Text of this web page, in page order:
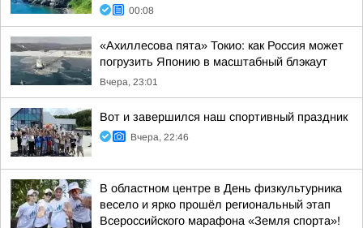
00:08
«Ахиллесова пята» Токио: как Россия может
погрузить Японию в масштабный блэкаут
Вчера, 23:01
Вот и завершился наш спортивный праздник
Вчера, 22:46
В областном центре в День физкультурника
весело и ярко прошёл региональный этап
Всероссийского марафона «Земля спорта»!